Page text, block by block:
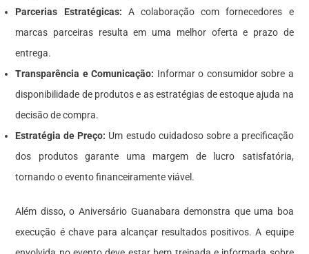
Parcerias Estratégicas: A colaboração com fornecedores e
marcas parceiras resulta em uma melhor oferta e prazo de
entrega.
Transparência e Comunicação: Informar o consumidor sobre a
disponibilidade de produtos e as estratégias de estoque ajuda na
decisão de compra.
Estratégia de Preço: Um estudo cuidadoso sobre a precificação
dos produtos garante uma margem de lucro satisfatória,
tornando o evento financeiramente viável.
Além disso, o Aniversário Guanabara demonstra que uma boa
execução é chave para alcançar resultados positivos. A equipe